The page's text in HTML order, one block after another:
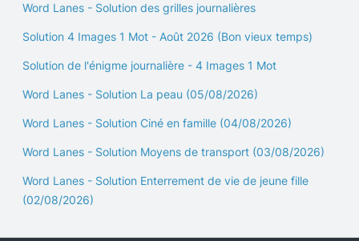
Word Lanes - Solution des grilles journalières
Solution 4 Images 1 Mot - Août 2026 (Bon vieux temps)
Solution de l'énigme journalière - 4 Images 1 Mot
Word Lanes - Solution La peau (05/08/2026)
Word Lanes - Solution Ciné en famille (04/08/2026)
Word Lanes - Solution Moyens de transport (03/08/2026)
Word Lanes - Solution Enterrement de vie de jeune fille
(02/08/2026)